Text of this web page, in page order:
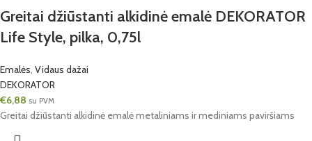
Greitai džiūstanti alkidinė emalė DEKORATOR
Life Style, pilka, 0,75l
Emalės Vidaus dažai
DEKORATOR
€6,88 su PVM
Greitai džiūstanti alkidinė emalė metaliniams ir mediniams paviršiams